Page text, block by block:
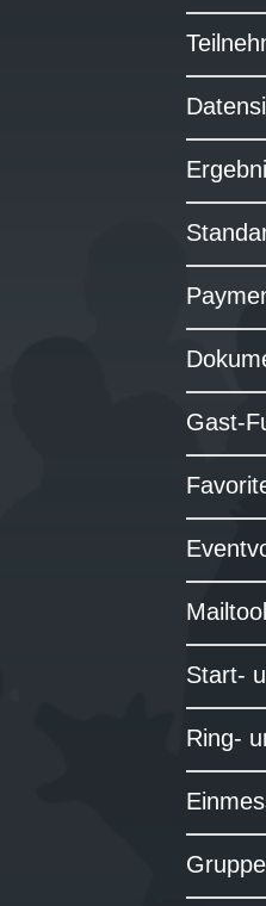
Gast-
Mailtool
Start-
Ring-